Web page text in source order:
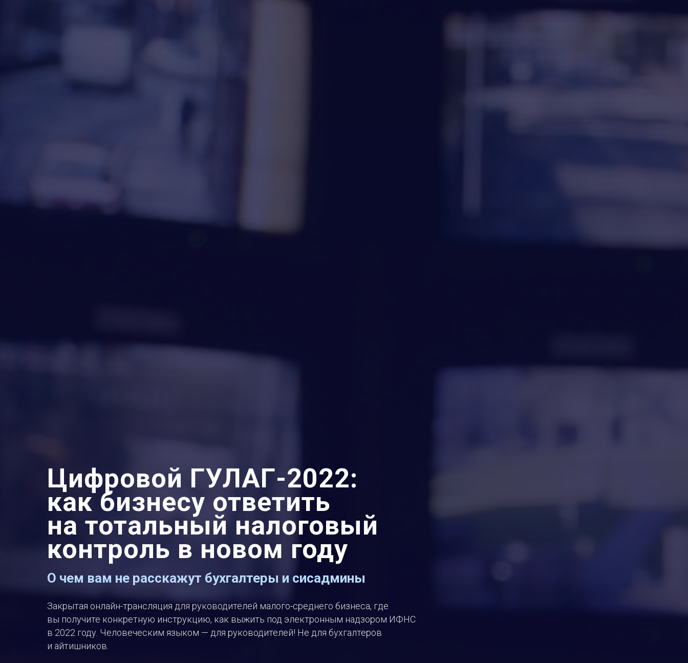
Цифровой ГУЛАГ-2022:
как бизнесу ответить
на тотальный налоговый
контроль в новом году
О чем вам не расскажут бухгалтеры и сисадмины
Закрытая онлайн-трансляция для руководителей малого-среднего бизнеса, где
вы получите конкретную инструкцию, как выжить под электронным надзором ИФНС
в 2022 году. Человеческим языком — для руководителей! Не для бухгалтеров
и айтишников.